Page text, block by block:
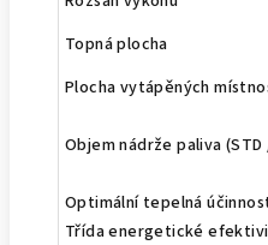
Topná plocha
Plocha vytápěných
Objem nádrže paliva (STD
Optimální tepelná
Třída energetické